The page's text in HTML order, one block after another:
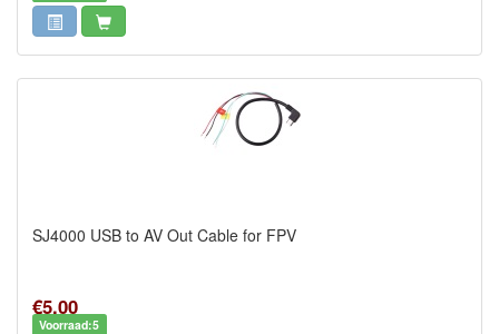
SJ4000 USB to AV Out Cable for FPV
€5,00
Voorraad:5